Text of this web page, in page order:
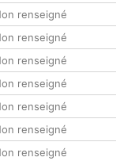
renseigné
renseigné
renseigné
renseigné
renseigné
renseigné
renseigné